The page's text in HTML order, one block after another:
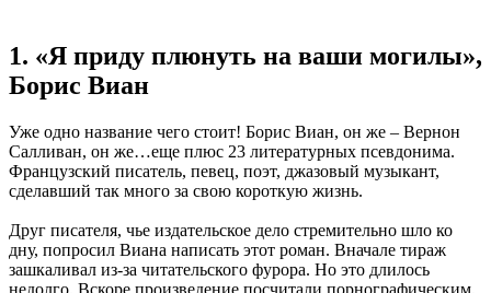
1. «Я приду плюнуть на ваши могилы»,
Борис Виан
Уже одно название чего стоит! Борис Виан, он же – Вернон
Салливан, он же…еще плюс 23 литературных псевдонима.
Французский писатель, певец, поэт, джазовый музыкант,
сделавший так много за свою короткую жизнь.
Друг писателя, чье издательское дело стремительно шло ко
дну, попросил Виана написать этот роман. Вначале тираж
зашкаливал из-за читательского фурора. Но это длилось
недолго. Вскоре произведение посчитали порнографическим,